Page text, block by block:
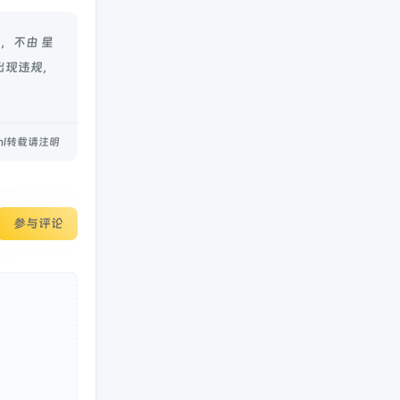
不由 星
违规，
载请注明
参与评论